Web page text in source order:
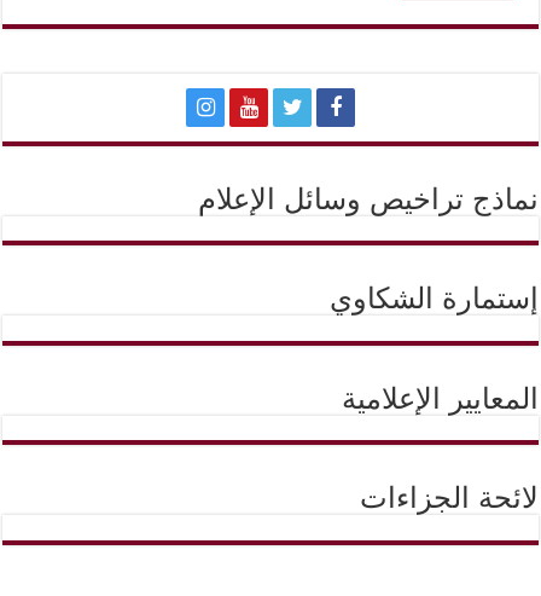
نماذج تراخيص وسائل الإعلام
إستمارة الشكاوي
المعايير الإعلامية
لائحة الجزاءات